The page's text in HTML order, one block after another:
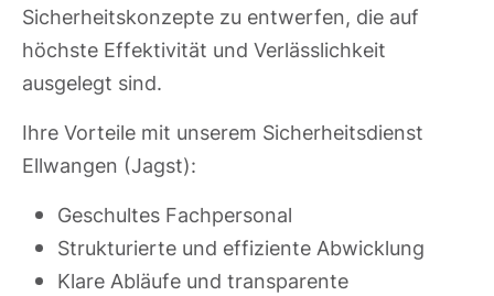
Sicherheitskonzepte zu entwerfen, die auf
höchste Effektivität und Verlässlichkeit
ausgelegt sind.
Ihre Vorteile mit unserem Sicherheitsdienst
Ellwangen (Jagst):
Geschultes Fachpersonal
Strukturierte und effiziente Abwicklung
Klare Abläufe und transparente